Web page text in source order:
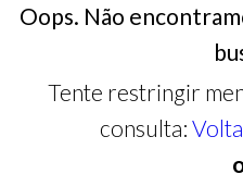
Oops. Não
Tente restringir
consulta: